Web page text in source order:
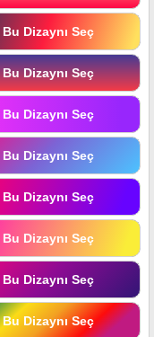
Bu Dizaynı Seç
Bu Dizaynı Seç
Bu Dizaynı Seç
Bu Dizaynı Seç
Bu Dizaynı Seç
Bu Dizaynı Seç
Bu Dizaynı Seç
Bu Dizaynı Seç